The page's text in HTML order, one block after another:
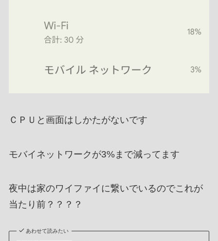
ＣＰＵと画面はしかたがないです
モバイネットワークが3%まで減ってます
夜中は家のワイファイに繋いでいるのでこれが
当たり前？？？？
あわせて読みたい